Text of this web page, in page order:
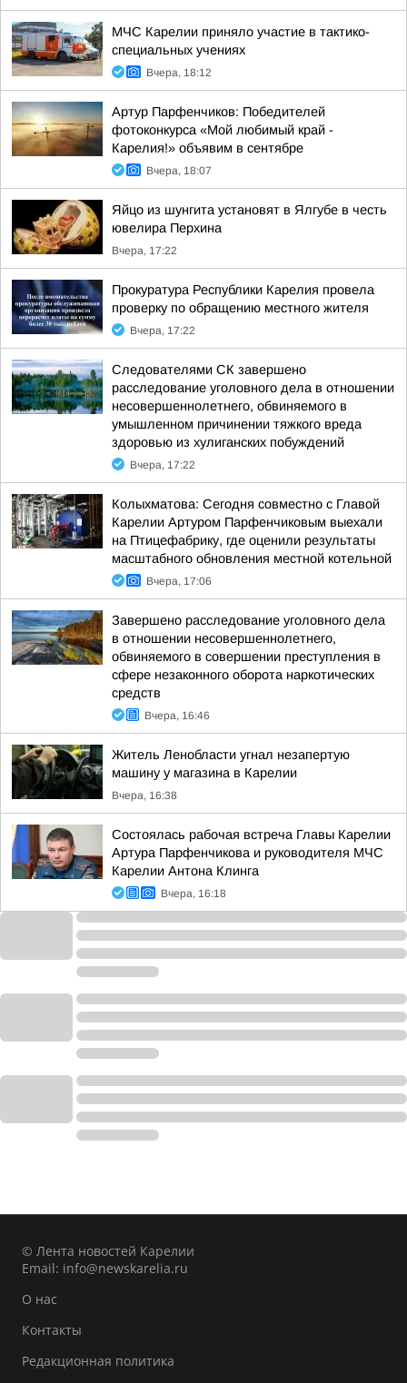
МЧС Карелии приняло участие в тактико-
специальных учениях
Вчера, 18:12
Артур Парфенчиков: Победителей
фотоконкурса «Мой любимый край -
Карелия!» объявим в сентябре
Вчера, 18:07
Яйцо из шунгита установят в Ялгубе в честь
ювелира Перхина
Вчера, 17:22
Прокуратура Республики Карелия провела
проверку по обращению местного жителя
Вчера, 17:22
Следователями СК завершено
расследование уголовного дела в отношении
несовершеннолетнего, обвиняемого в
умышленном причинении тяжкого вреда
здоровью из хулиганских побуждений
Вчера, 17:22
Колыхматова: Сегодня совместно с Главой
Карелии Артуром Парфенчиковым выехали
на Птицефабрику, где оценили результаты
масштабного обновления местной котельной
Вчера, 17:06
Завершено расследование уголовного дела
в отношении несовершеннолетнего,
обвиняемого в совершении преступления в
сфере незаконного оборота наркотических
средств
Вчера, 16:46
Житель Ленобласти угнал незапертую
машину у магазина в Карелии
Вчера, 16:38
Состоялась рабочая встреча Главы Карелии
Артура Парфенчикова и руководителя МЧС
Карелии Антона Клинга
Вчера, 16:18
© Лента новостей Карелии
Email: info@newskarelia.ru
О нас
Контакты
Редакционная политика